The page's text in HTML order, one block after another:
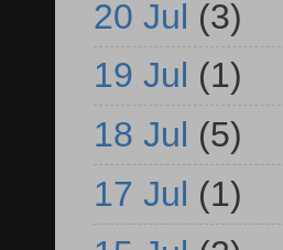
20 Jul (3)
19 Jul (1)
18 Jul (5)
17 Jul (1)